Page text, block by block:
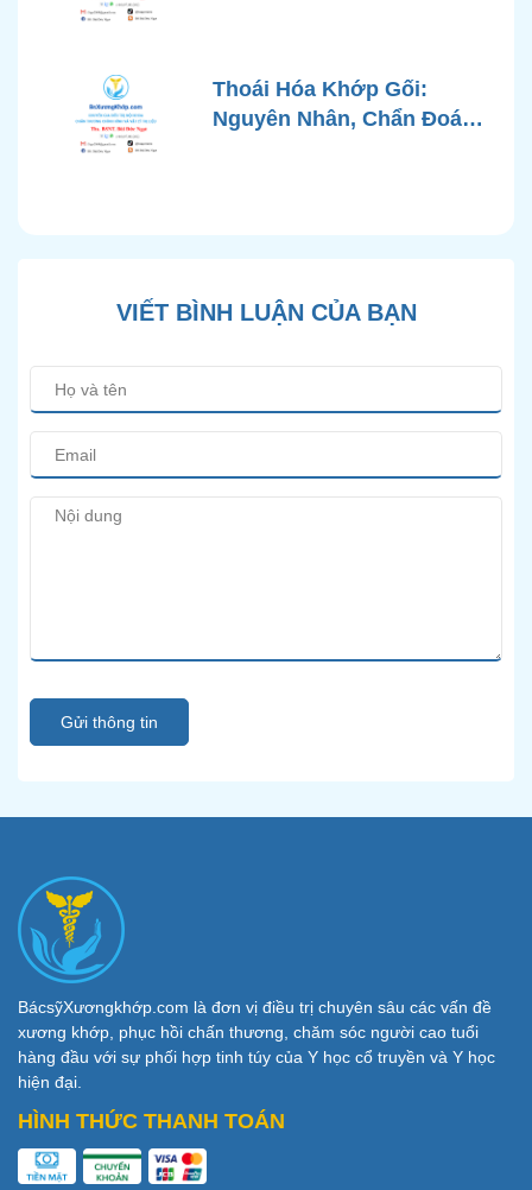
Chuẩn Y Khoa
Thoái Hóa Khớp Gối:
Nguyên Nhân, Chẩn Đoán
VIẾT BÌNH LUẬN CỦA BẠN
Gửi thông tin
BácsỹXươngkhớp.com là đơn vị điều trị chuyên sâu các vấn đề
xương khớp, phục hồi chấn thương, chăm sóc người cao tuổi
hàng đầu với sự phối hợp tinh túy của Y học cổ truyền và Y học
hiện đại.
HÌNH THỨC THANH TOÁN